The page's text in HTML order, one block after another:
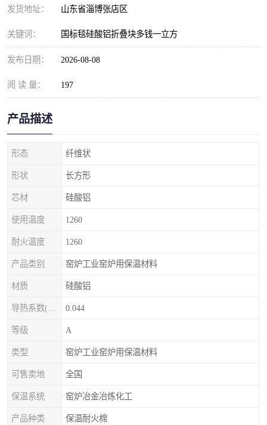
发货地址： 山东省淄博张店区
关键词： 国标毯硅酸铝折叠块多钱一立方
发布日期： 2026-08-08
阅 读 量： 197
产品描述
形态 纤维状
形状 长方形
芯材 硅酸铝
使用温度 1260
耐火温度 1260
产品类别 窑炉工业窑炉用保温材料
材质 硅酸铝
0.044
等级 A
类型 窑炉工业窑炉用保温材料
可售卖地 全国
保温系统 窑炉冶金冶炼化工
产品种类 保温耐火棉